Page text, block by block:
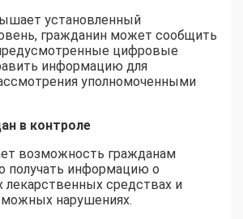
установленный
гражданин может сообщить
цифровые
информацию для
уполномоченными
в контроле
возможность гражданам
получать информацию о
лекарственных средствах и
нарушениях.